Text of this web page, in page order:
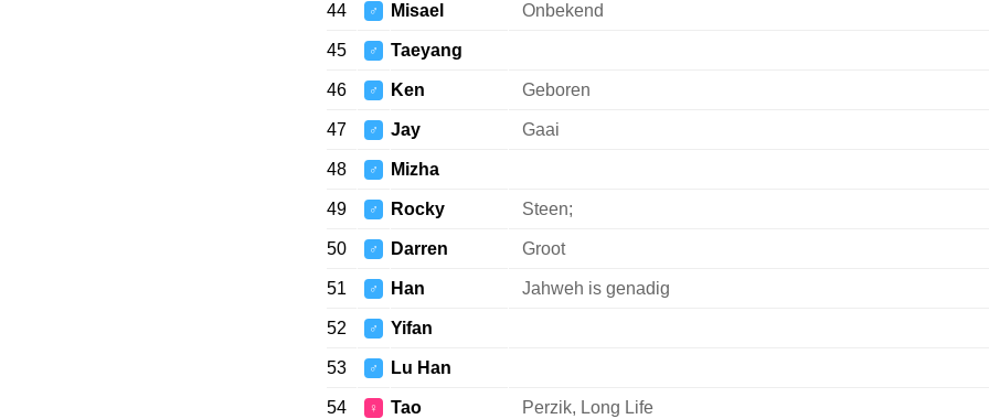
44 ♂ Misael Onbekend
45 ♂ Taeyang
46 ♂ Ken Geboren
47 ♂ Jay Gaai
48 ♂ Mizha
49 ♂ Rocky Steen;
50 ♂ Darren Groot
51 ♂ Han Jahweh is genadig
52 ♂ Yifan
53 ♂ Lu Han
54 ♀ Tao Perzik, Long Life